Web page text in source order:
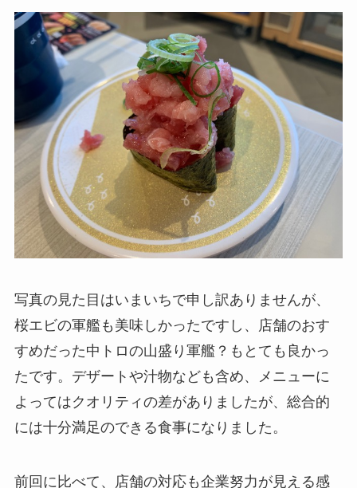
写真の見た目はいまいちで申し訳ありませんが、
桜エビの軍艦も美味しかったですし、店舗のおす
すめだった中トロの山盛り軍艦？もとても良かっ
たです。デザートや汁物なども含め、メニューに
よってはクオリティの差がありましたが、総合的
には十分満足のできる食事になりました。
前回に比べて、店舗の対応も企業努力が見える感